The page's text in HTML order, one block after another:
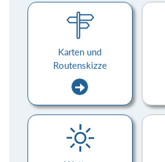
Karten und
Routenskizze